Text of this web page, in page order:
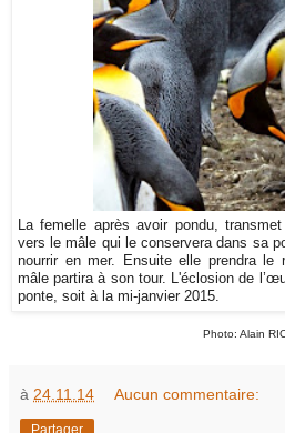
La femelle après avoir pondu,
vers le mâle qui le conservera dans sa
nourrir en mer. Ensuite elle prendra
mâle partira à son tour. L'éclosion de
ponte, soit à la mi-janvier 2015.
Photo: Alain
à 24.11.14 Aucun commentaire:
Partager